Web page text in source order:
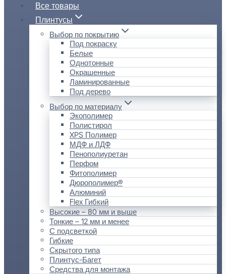
Все товары
Плинтусы
Выбор по покрытию
Под покраску
Белые
Однотонные
Окрашенные
Ламинированные
Под дерево
Выбор по материалу
Экополимер
Полистирол
XPS Полимер
МДФ и ЛДФ
Пенополиуретан
Перфом
Фитополимер
Дюрополимер®
Алюминий
Flex Гибкий
Высокие – 80 мм и выше
Тонкие – 12 мм и менее
С подсветкой
Гибкие
Скрытого типа
Плинтус-Багет
Средства для монтажа